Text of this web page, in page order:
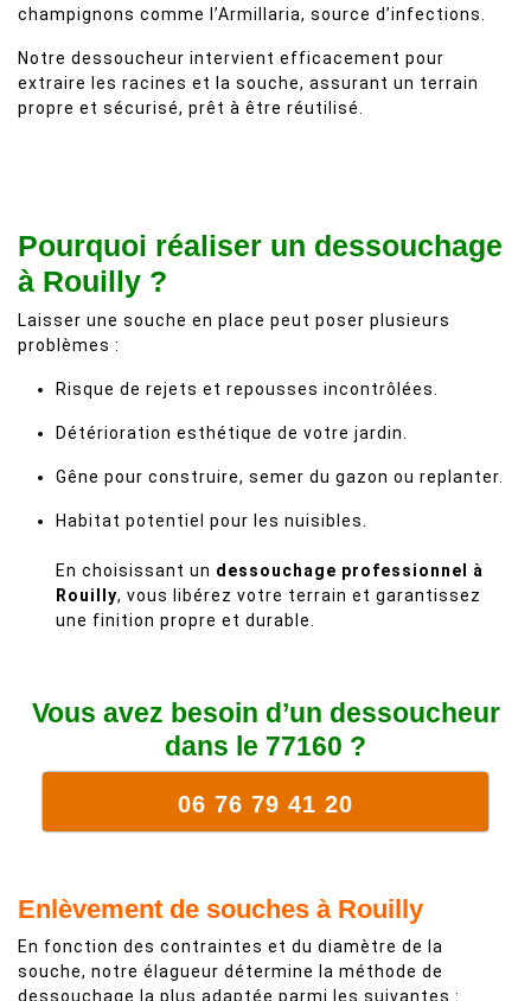
champignons comme l’Armillaria, source d’infections.
Notre dessoucheur intervient efficacement pour
extraire les racines et la souche, assurant un terrain
propre et sécurisé, prêt à être réutilisé.
Pourquoi réaliser un dessouchage
à Rouilly ?
Laisser une souche en place peut poser plusieurs
problèmes :
Risque de rejets et repousses incontrôlées.
Détérioration esthétique de votre jardin.
Gêne pour construire, semer du gazon ou replanter.
Habitat potentiel pour les nuisibles.
En choisissant un dessouchage professionnel à
Rouilly, vous libérez votre terrain et garantissez
une finition propre et durable.
Vous avez besoin d’un dessoucheur
dans le 77160 ?
06 76 79 41 20
Enlèvement de souches à Rouilly
En fonction des contraintes et du diamètre de la
souche, notre élagueur détermine la méthode de
dessouchage la plus adaptée parmi les suivantes :